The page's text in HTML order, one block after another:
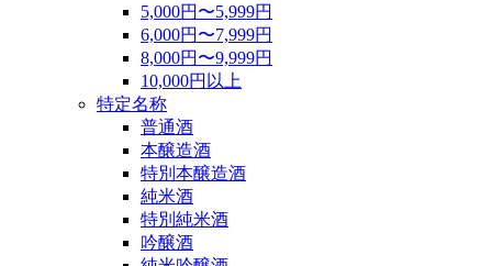
5,000円〜5,999円
6,000円〜7,999円
8,000円〜9,999円
10,000円以上
特定名称
普通酒
本醸造酒
特別本醸造酒
純米酒
特別純米酒
吟醸酒